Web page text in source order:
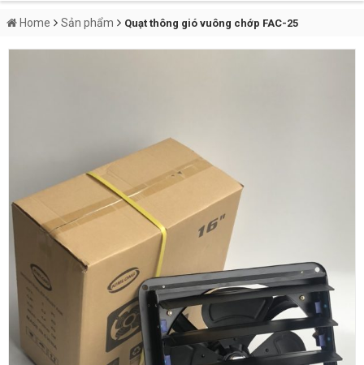
Home Sản phẩm Quạt thông gió vuông chớp FAC-25